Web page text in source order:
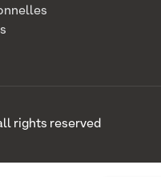
rights reserved